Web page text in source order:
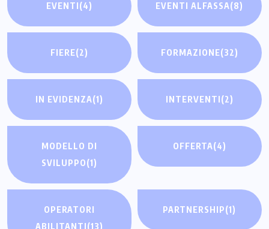
EVENTI(4) EVENTI ALFASSA(8)
FIERE(2) FORMAZIONE(32)
IN EVIDENZA(1) INTERVENTI(2)
MODELLO DI
SVILUPPO(1)
OFFERTA(4)
OPERATORI
ABILITANTI(13)
PARTNERSHIP(1)